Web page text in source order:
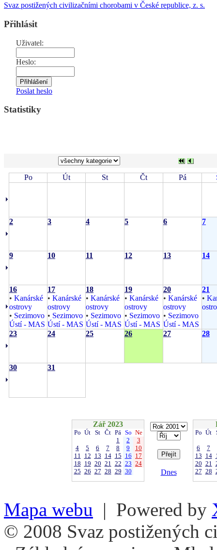
Svaz postižených civilizačními chorobami v České republice, z. s.
Přihlásit
Uživatel:
Heslo:
Poslat heslo
Statistiky
Po Út St Čt Pá
2 3 4 5 6 7
9 10 11 12 13 14
16
• Kanárské
ostrovy
• Sezimovo
Ústí - MAS
17
• Kanárské
ostrovy
• Sezimovo
Ústí - MAS
18
• Kanárské
ostrovy
• Sezimovo
Ústí - MAS
19
• Kanárské
ostrovy
• Sezimovo
Ústí - MAS
20
• Kanárské
ostrovy
• Sezimovo
Ústí - MAS
21
•
23 24 25 26 27 28
30 31
Zář 2023
Po Út St Čt Pá So Ne
1
2
3
4
5 6 7 8 9
10
11 12 13 14 15 16 17
18 19 20 21 22 23 24
25 26 27 28 29 30 Dnes
Po Út
6
7
13 14
20 21
27 28
Mapa webu | Powered by
© 2008 Svaz postižených